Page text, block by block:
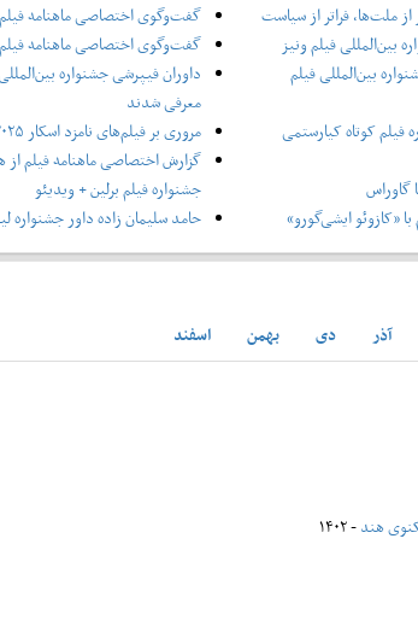
ملت‌ها، فراتر از سیاست
بین‌المللی فیلم ونیز
بین‌المللی فیلم
فیلم کوتاه کیارستمی
«کازوئو ایشی‌گورو»
گفت‌وگوی اختصاصی ماهنامه
گفت‌وگوی اختصاصی ماهنامه فیلم
داوران فیپرشی جشنواره
معرفی شدند
مروری بر فیلم‌های نامزد اسکار ۲۰۲۵
گزارش اختصاصی ماهنامه فیلم از
جشنواره فیلم برلین + ویدیئو
حامد سلیمان زاده داور جشنواره
آذر دی بهمن
اسفند
هند- ۱۴۰۲